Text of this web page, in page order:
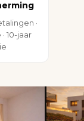
·
10-jaar